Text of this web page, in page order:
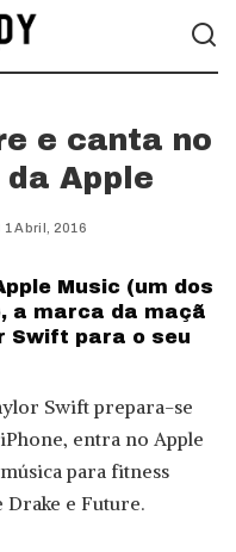
e canta no
da Apple
1 Abril, 2016
Music (um dos
a marca da maçã
Swift para o seu
Swift prepara-se
entra no Apple
para fitness
Drake e Future.